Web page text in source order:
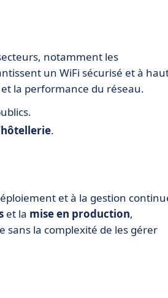
notamment les
un WiFi sécurisé et à
la performance du réseau.
.
et à la gestion
et la mise en production,
sans la complexité de les gérer